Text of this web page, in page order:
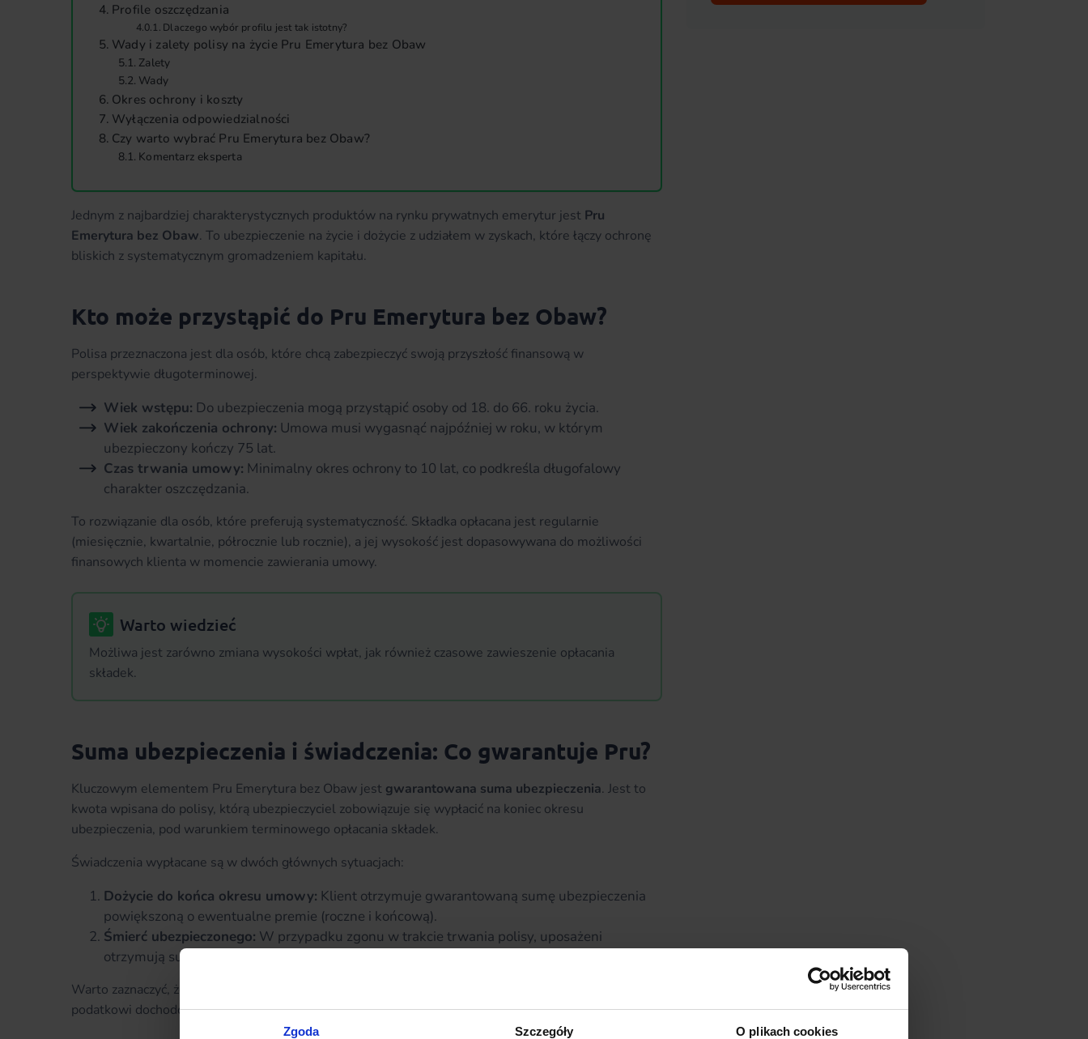
Zgoda Szczegóły O plikach cookies
Profile oszczędzania
Dlaczego wybór profilu jest tak istotny?
Wady i zalety polisy na życie Pru Emerytura bez Obaw
Zalety
Wady
Okres ochrony i koszty
Wyłączenia odpowiedzialności
Czy warto wybrać Pru Emerytura bez Obaw?
Komentarz eksperta
Jednym z najbardziej charakterystycznych produktów na rynku prywatnych emerytur jest Pru
Emerytura bez Obaw. To ubezpieczenie na życie i dożycie z udziałem w zyskach, które łączy ochronę
bliskich z systematycznym gromadzeniem kapitału.
Kto może przystąpić do Pru Emerytura bez Obaw?
Polisa przeznaczona jest dla osób, które chcą zabezpieczyć swoją przyszłość finansową w
perspektywie długoterminowej.
Wiek wstępu: Do ubezpieczenia mogą przystąpić osoby od 18. do 66. roku życia.
Wiek zakończenia ochrony: Umowa musi wygasnąć najpóźniej w roku, w którym
ubezpieczony kończy 75 lat.
Czas trwania umowy: Minimalny okres ochrony to 10 lat, co podkreśla długofalowy
charakter oszczędzania.
To rozwiązanie dla osób, które preferują systematyczność. Składka opłacana jest regularnie
(miesięcznie, kwartalnie, półrocznie lub rocznie), a jej wysokość jest dopasowywana do możliwości
finansowych klienta w momencie zawierania umowy.
Warto wiedzieć
Możliwa jest zarówno zmiana wysokości wpłat, jak również czasowe zawieszenie opłacania
składek.
Suma ubezpieczenia i świadczenia: Co gwarantuje Pru?
Kluczowym elementem Pru Emerytura bez Obaw jest gwarantowana suma ubezpieczenia. Jest to
kwota wpisana do polisy, którą ubezpieczyciel zobowiązuje się wypłacić na koniec okresu
ubezpieczenia, pod warunkiem terminowego opłacania składek.
Świadczenia wypłacane są w dwóch głównych sytuacjach:
Dożycie do końca okresu umowy: Klient otrzymuje gwarantowaną sumę ubezpieczenia
powiększoną o ewentualne premie (roczne i końcową).
Śmierć ubezpieczonego: W przypadku zgonu w trakcie trwania polisy, uposażeni
otrzymują sumę ubezpieczenia wraz z wypracowanymi do tego momentu premiami.
Warto zaznaczyć, że wypłata z tytułu śmierci nie podlega podatkowi od spadków i darowizn oraz
podatkowi dochodowemu.